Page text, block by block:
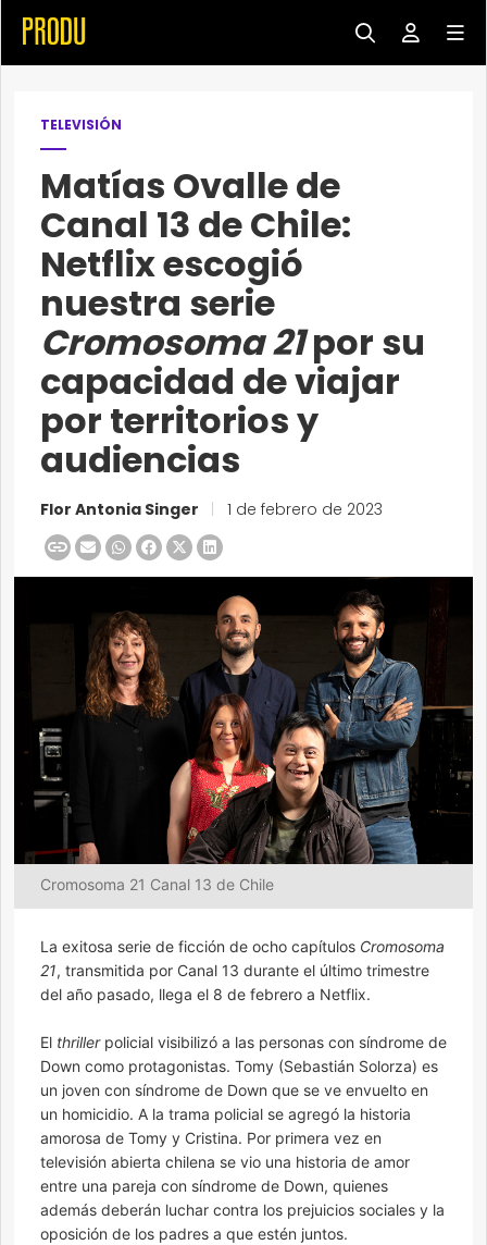
TELEVISIÓN
Matías Ovalle de
Canal 13 de Chile:
Netflix escogió
nuestra serie
Cromosoma 21por su
capacidad de viajar
por territorios y
audiencias
Flor Antonia Singer 1 de febrero de 2023
Cromosoma 21 Canal 13 de Chile
La exitosa serie de ficción de ocho capítulos Cromosoma
21, transmitida por Canal 13 durante el último trimestre
del año pasado, llega el 8 de febrero a Netflix.
El thrillerpolicial visibilizó a las personas con síndrome de
Down como protagonistas. Tomy (Sebastián Solorza) es
un joven con síndrome de Down que se ve envuelto en
un homicidio. A la trama policial se agregó la historia
amorosa de Tomy y Cristina. Por primera vez en
televisión abierta chilena se vio una historia de amor
entre una pareja con síndrome de Down, quienes
además deberán luchar contra los prejuicios sociales y la
oposición de los padres a que estén juntos.